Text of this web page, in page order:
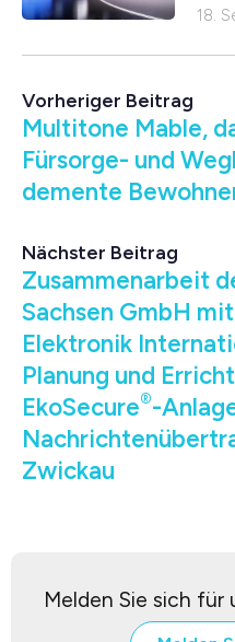
18.
Vorheriger Beitrag
Multitone Mable,
Fürsorge- und
demente
Nächster Beitrag
Zusammenarbeit
Sachsen GmbH
Elektronik
Planung und
EkoSecure®-
Zwickau
Melden Sie sich